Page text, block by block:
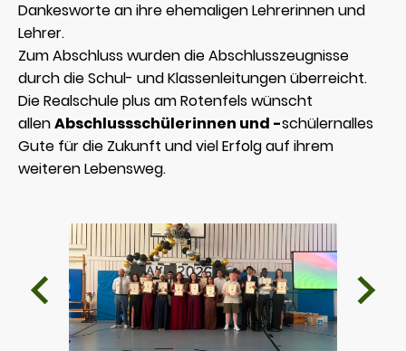
Dankesworte an ihre ehemaligen Lehrerinnen und
Lehrer.
Zum Abschluss wurden die Abschlusszeugnisse
durch die Schul- und Klassenleitungen überreicht.
Die Realschule plus am Rotenfels wünscht
allenAbschlussschülerinnen und -schülernalles
Gute für die Zukunft und viel Erfolg auf ihrem
weiteren Lebensweg.